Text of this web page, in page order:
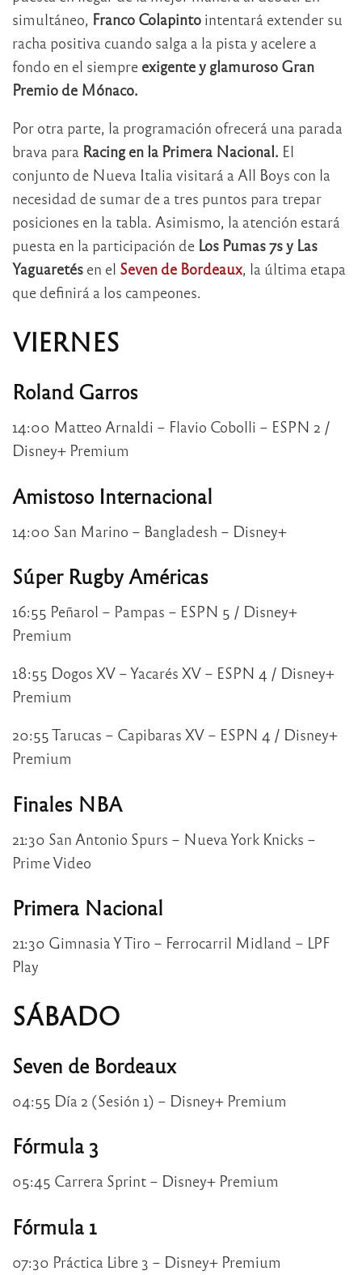
simultáneo, Franco Colapinto intentará extender su
racha positiva cuando salga a la pista y acelere a
fondo en el siempre exigente y glamuroso Gran
Premio de Mónaco.
Por otra parte, la programación ofrecerá una parada
brava para Racing en la Primera Nacional. El
conjunto de Nueva Italia visitará a All Boys con la
necesidad de sumar de a tres puntos para trepar
posiciones en la tabla. Asimismo, la atención estará
puesta en la participación de Los Pumas 7s y Las
Yaguaretés en el Seven de Bordeaux, la última etapa
que definirá a los campeones.
VIERNES
Roland Garros
14:00 Matteo Arnaldi – Flavio Cobolli – ESPN 2 /
Disney+ Premium
Amistoso Internacional
14:00 San Marino – Bangladesh – Disney+
Súper Rugby Américas
16:55 Peñarol – Pampas – ESPN 5 / Disney+
Premium
18:55 Dogos XV – Yacarés XV – ESPN 4 / Disney+
Premium
20:55 Tarucas – Capibaras XV – ESPN 4 / Disney+
Premium
Finales NBA
21:30 San Antonio Spurs – Nueva York Knicks –
Prime Video
Primera Nacional
21:30 Gimnasia Y Tiro – Ferrocarril Midland – LPF
Play
SÁBADO
Seven de Bordeaux
04:55 Día 2 (Sesión 1) – Disney+ Premium
Fórmula 3
05:45 Carrera Sprint – Disney+ Premium
Fórmula 1
07:30 Práctica Libre 3 – Disney+ Premium